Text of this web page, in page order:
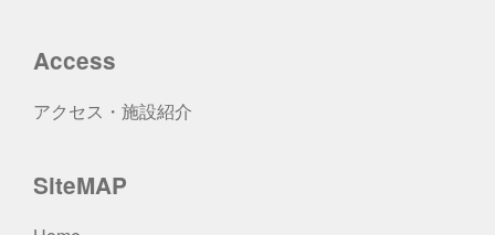
Access
アクセス・施設紹介
SiteMAP